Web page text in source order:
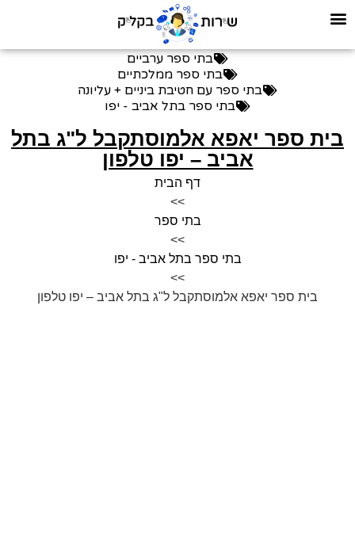
בתי ספר ערביים
בתי ספר ממלכתיים
בתי ספר עם חטיבת ביניים + עליונה
בתי ספר בתל אביב - יפו
בית ספר יאפא אלמוסתקבל ל"ג בתל
אביב – יפו טלפון
דף הבית
>>
בתי ספר
>>
בתי ספר בתל אביב - יפו
>>
בית ספר יאפא אלמוסתקבל ל"ג בתל אביב – יפו טלפון